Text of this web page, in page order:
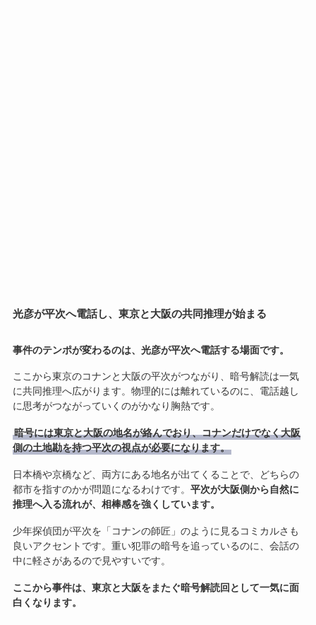
光彦が平次へ電話し、東京と大阪の共同推理が始まる
事件のテンポが変わるのは、光彦が平次へ電話する場面です。
ここから東京のコナンと大阪の平次がつながり、暗号解読は一気
に共同推理へ広がります。物理的には離れているのに、電話越し
に思考がつながっていくのがかなり胸熱です。
暗号には東京と大阪の地名が絡んでおり、コナンだけでなく大阪
側の土地勘を持つ平次の視点が必要になります。
日本橋や京橋など、両方にある地名が出てくることで、どちらの
都市を指すのかが問題になるわけです。 平次が大阪側から自然に
推理へ入る流れが、相棒感を強くしています。
少年探偵団が平次を「コナンの師匠」のように見るコミカルさも
良いアクセントです。重い犯罪の暗号を追っているのに、会話の
中に軽さがあるので見やすいです。
ここから事件は、東京と大阪をまたぐ暗号解読回として一気に面
白くなります。